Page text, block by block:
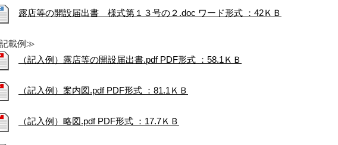
露店等の開設届出書 様式第１３号の２.doc ワード形式 ：42ＫＢ
載例≫
（記入例）露店等の開設届出書.pdf PDF形式 ：58.1ＫＢ
（記入例）案内図.pdf PDF形式 ：81.1ＫＢ
（記入例）略図.pdf PDF形式 ：17.7ＫＢ